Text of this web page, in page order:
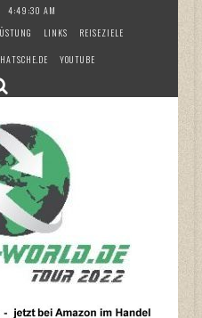
4:49:31 AM
LINKS
REISEZIELE
HATSCHE.DE YOUTUBE